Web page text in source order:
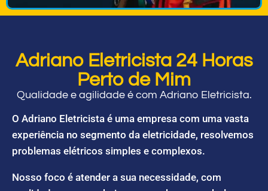
Adriano Eletricista 24 Horas
Perto de Mim
Qualidade e agilidade é com Adriano Eletricista.
O Adriano Eletricista é uma empresa com uma vasta
experiência no segmento da eletricidade, resolvemos
problemas elétricos simples e complexos.
Nosso foco é atender a sua necessidade, com